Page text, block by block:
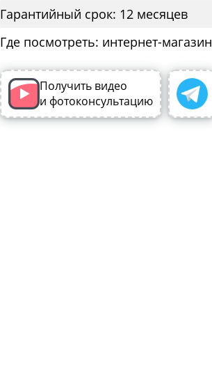
Гарантийный срок: 12 месяцев
Где посмотреть: интернет-магазин
Получить видео
и фотоконсультацию